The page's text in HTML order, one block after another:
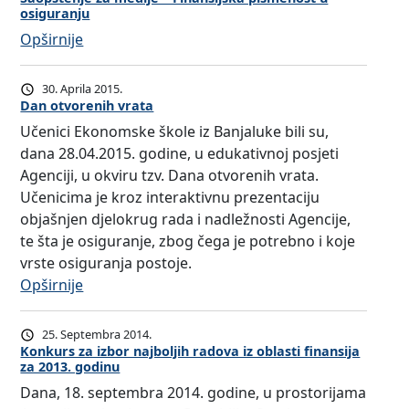
a
n
s
i
j
s
k
e
p
i
s
m
e
n
o
s
t
i
u
r
p
k
e
,
u
o
k
v
i
r
u
t
i
v
d
d
i
r
e
k
t
o
r
a
A
g
e
n
c
i
j
e
j
e
k
t
a
F
i
n
a
n
s
i
j
k
a
p
i
g
l
e
d
j
a
v
n
i
h
p
r
e
v
a
n
osiguranju
Opširnije:
S
a
o
p
š
t
e
n
j
e
e
d
30. Aprila 2015.
Dan otvorenih vrata
Učenici Ekonomske škole iz Banjaluke bili su,
dana 28.04.2015. godine, u edukativnoj posjeti
Agenciji, u okviru tzv. Dana otvorenih vrata.
Učenicima je kroz interaktivnu prezentaciju
objašnjen djelokrug rada i nadležnosti Agencije,
te šta je osiguranje, zbog čega je potrebno i koje
vrste osiguranja postoje.
Opširnije:
D
a
n
o
t
25. Septembra 2014.
Konkurs za izbor najboljih radova iz oblasti finansija
za 2013. godinu
Dana, 18. septembra 2014. godine, u prostorijama